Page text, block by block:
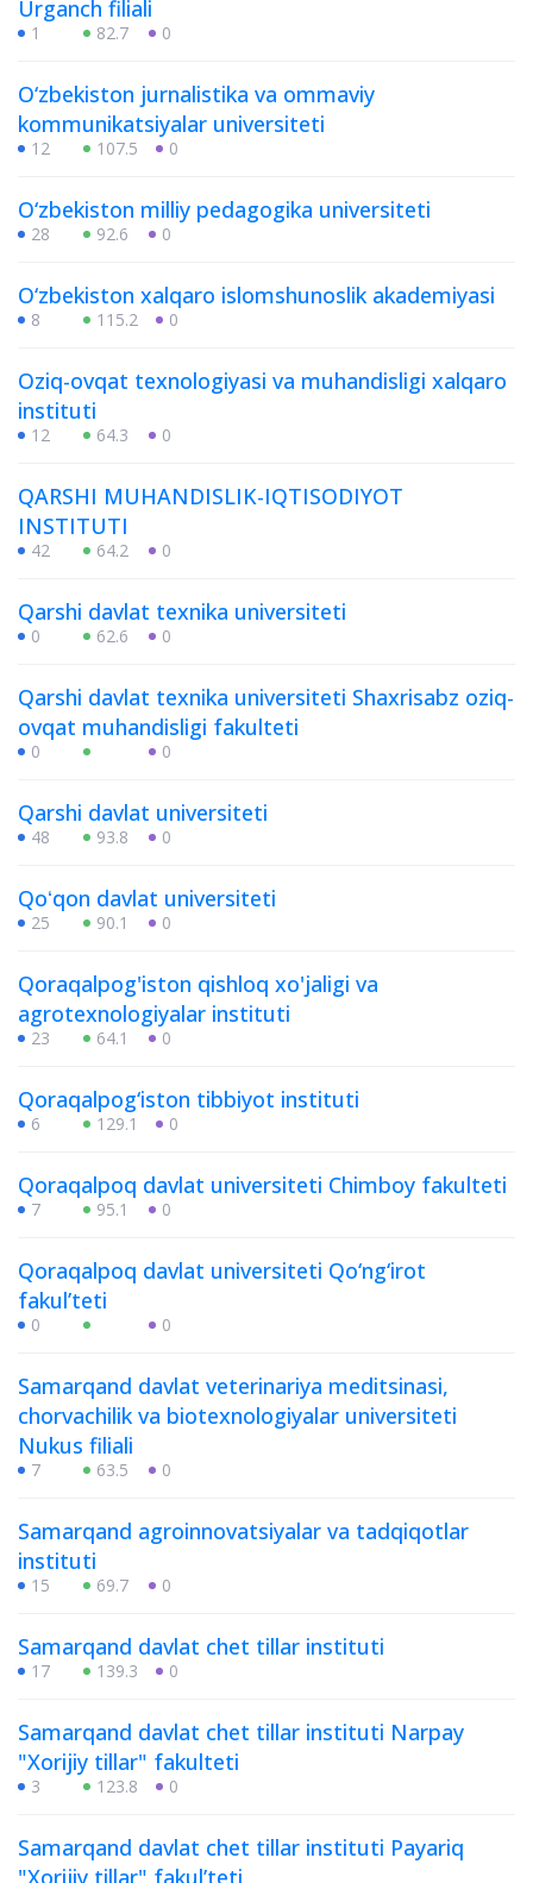
Urganch filiali
1 82.7 0
O‘zbekiston jurnalistika va ommaviy
kommunikatsiyalar universiteti
12 107.5 0
O‘zbekiston milliy pedagogika universiteti
28 92.6 0
O‘zbekiston xalqaro islomshunoslik akademiyasi
8 115.2 0
Oziq-ovqat texnologiyasi va muhandisligi xalqaro
instituti
12 64.3 0
QARSHI MUHANDISLIK-IQTISODIYOT
INSTITUTI
42 64.2 0
Qarshi davlat texnika universiteti
0 62.6 0
Qarshi davlat texnika universiteti Shaxrisabz oziq-
ovqat muhandisligi fakulteti
0 0
Qarshi davlat universiteti
48 93.8 0
Qoʻqon davlat universiteti
25 90.1 0
Qoraqalpog'iston qishloq xo'jaligi va
agrotexnologiyalar instituti
23 64.1 0
Qoraqalpog‘iston tibbiyot instituti
6 129.1 0
Qoraqalpoq davlat universiteti Chimboy fakulteti
7 95.1 0
Qoraqalpoq davlat universiteti Qo‘ng‘irot
fakulʼteti
0 0
Samarqand davlat veterinariya meditsinasi,
chorvachilik va biotexnologiyalar universiteti
Nukus filiali
7 63.5 0
Samarqand agroinnovatsiyalar va tadqiqotlar
instituti
15 69.7 0
Samarqand davlat chet tillar instituti
17 139.3 0
Samarqand davlat chet tillar instituti Narpay
"Xorijiy tillar" fakulteti
3 123.8 0
Samarqand davlat chet tillar instituti Payariq
"Xorijiy tillar" fakulʼteti